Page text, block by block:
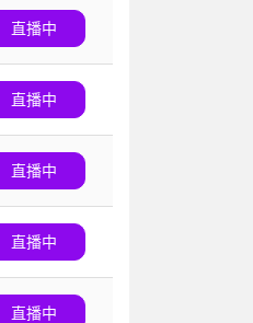
直播中
直播中
直播中
直播中
直播中